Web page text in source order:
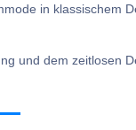
in klassischem
und dem zeitlosen